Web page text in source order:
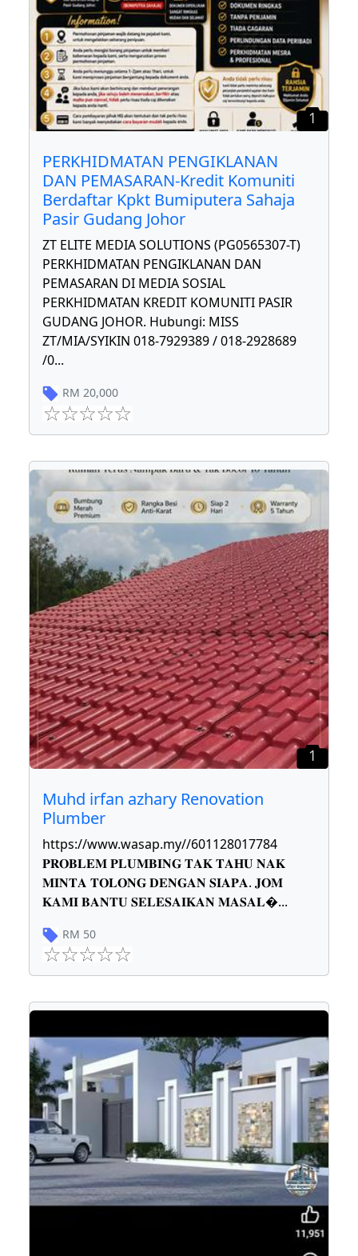
1
PERKHIDMATAN PENGIKLANAN
DAN PEMASARAN-Kredit Komuniti
Berdaftar Kpkt Bumiputera Sahaja
Pasir Gudang Johor
ZT ELITE MEDIA SOLUTIONS (PG0565307-T)
PERKHIDMATAN PENGIKLANAN DAN
PEMASARAN DI MEDIA SOSIAL
PERKHIDMATAN KREDIT KOMUNITI PASIR
GUDANG JOHOR. Hubungi: MISS
ZT/MIA/SYIKIN 018-7929389 / 018-2928689
/0...
RM 20,000
1
Muhd irfan azhary Renovation
Plumber
https://www.wasap.my//601128017784
𝐏𝐑𝐎𝐁𝐋𝐄𝐌 𝐏𝐋𝐔𝐌𝐁𝐈𝐍𝐆 𝐓𝐀𝐊 𝐓𝐀𝐇𝐔 𝐍𝐀𝐊
𝐌𝐈𝐍𝐓𝐀 𝐓𝐎𝐋𝐎𝐍𝐆 𝐃𝐄𝐍𝐆𝐀𝐍 𝐒𝐈𝐀𝐏𝐀. 𝐉𝐎𝐌
𝐊𝐀𝐌𝐈 𝐁𝐀𝐍𝐓𝐔 𝐒𝐄𝐋𝐄𝐒𝐀𝐈𝐊𝐀𝐍 𝐌𝐀𝐒𝐀𝐋...
RM 50